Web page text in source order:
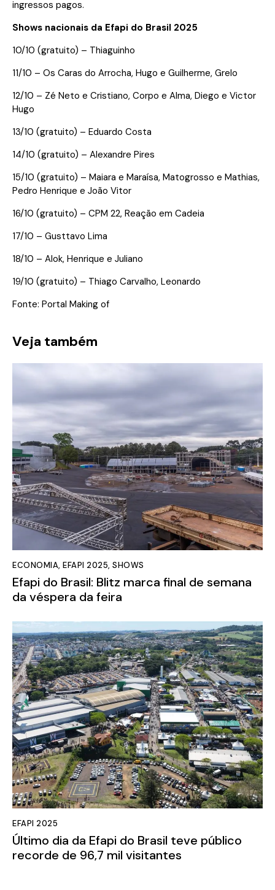
ingressos pagos.
Shows nacionais da Efapi do Brasil 2025
10/10 (gratuito) – Thiaguinho
11/10 – Os Caras do Arrocha, Hugo e Guilherme, Grelo
12/10 – Zé Neto e Cristiano, Corpo e Alma, Diego e Victor
Hugo
13/10 (gratuito) – Eduardo Costa
14/10 (gratuito) – Alexandre Pires
15/10 (gratuito) – Maiara e Maraísa, Matogrosso e Mathias,
Pedro Henrique e João Vitor
16/10 (gratuito) – CPM 22, Reação em Cadeia
17/10 – Gusttavo Lima
18/10 – Alok, Henrique e Juliano
19/10 (gratuito) – Thiago Carvalho, Leonardo
Fonte: Portal Making of
Veja também
ECONOMIA, EFAPI 2025, SHOWS
Efapi do Brasil: Blitz marca final de semana
da véspera da feira
EFAPI 2025
Último dia da Efapi do Brasil teve público
recorde de 96,7 mil visitantes